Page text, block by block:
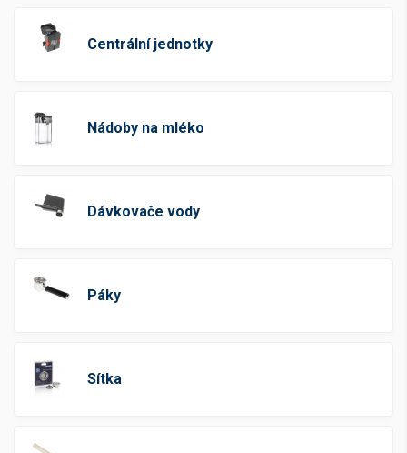
Centrální jednotky
Nádoby na mléko
Dávkovače vody
Páky
Sítka